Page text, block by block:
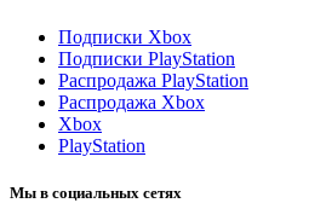
Подписки Xbox
Подписки PlayStation
Распродажа PlayStation
Распродажа Xbox
Xbox
PlayStation
Мы в социальных сетях